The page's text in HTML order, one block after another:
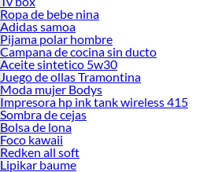
Ropa de bebe nina
Adidas samoa
Pijama polar hombre
Campana de cocina sin ducto
Aceite sintetico 5w30
Juego de ollas Tramontina
Moda mujer Bodys
Impresora hp ink tank wireless 415
Sombra de cejas
Bolsa de lona
Foco kawaii
Redken all soft
Lipikar baume